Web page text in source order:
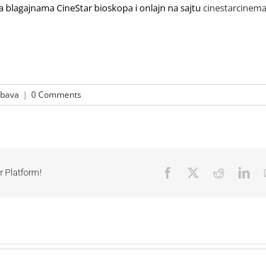
blagajnama CineStar bioskopa i onlajn na sajtu
| 0 Comments
Platform! Facebook Reddit